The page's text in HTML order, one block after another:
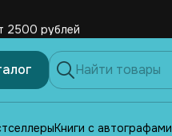
Книги с автографами